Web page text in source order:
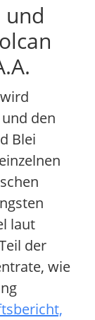
und
den
Blei
laut
der
wie